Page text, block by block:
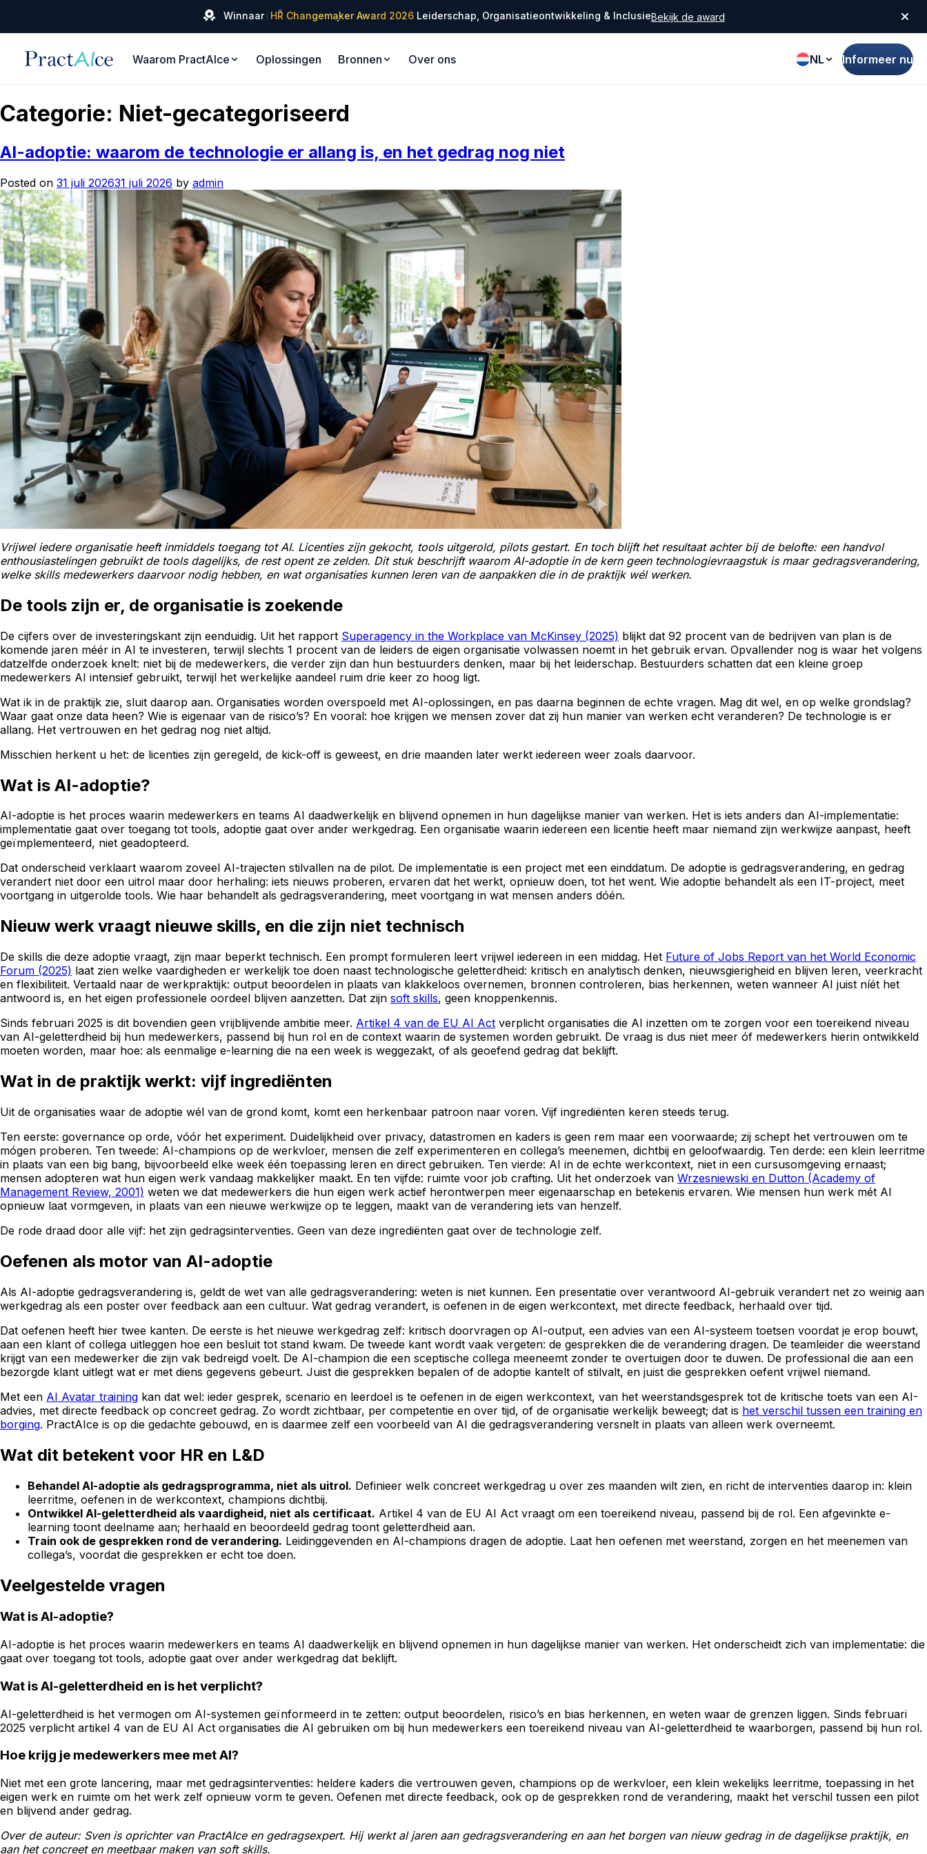
Winnaar HR Changemaker Award 2026
✦
✦
✦ Leiderschap, Organisatieontwikkeling & InclusieBekijk de award
Waarom PractAIce Oplossingen Bronnen Over ons NL Informeer nu
Categorie: Niet-gecategoriseerd
AI-adoptie: waarom de technologie er allang is, en het gedrag nog niet
Posted on 31 juli 202631 juli 2026 by admin
Vrijwel iedere organisatie heeft inmiddels toegang tot AI. Licenties zijn gekocht, tools uitgerold, pilots gestart. En toch blijft het resultaat achter bij de belofte: een handvol
enthousiastelingen gebruikt de tools dagelijks, de rest opent ze zelden. Dit stuk beschrijft waarom AI-adoptie in de kern geen technologievraagstuk is maar gedragsverandering,
welke skills medewerkers daarvoor nodig hebben, en wat organisaties kunnen leren van de aanpakken die in de praktijk wél werken.
De tools zijn er, de organisatie is zoekende
De cijfers over de investeringskant zijn eenduidig. Uit het rapport Superagency in the Workplace van McKinsey (2025) blijkt dat 92 procent van de bedrijven van plan is de
komende jaren méér in AI te investeren, terwijl slechts 1 procent van de leiders de eigen organisatie volwassen noemt in het gebruik ervan. Opvallender nog is waar het volgens
datzelfde onderzoek knelt: niet bij de medewerkers, die verder zijn dan hun bestuurders denken, maar bij het leiderschap. Bestuurders schatten dat een kleine groep
medewerkers AI intensief gebruikt, terwijl het werkelijke aandeel ruim drie keer zo hoog ligt.
Wat ik in de praktijk zie, sluit daarop aan. Organisaties worden overspoeld met AI-oplossingen, en pas daarna beginnen de echte vragen. Mag dit wel, en op welke grondslag?
Waar gaat onze data heen? Wie is eigenaar van de risico’s? En vooral: hoe krijgen we mensen zover dat zij hun manier van werken echt veranderen? De technologie is er
allang. Het vertrouwen en het gedrag nog niet altijd.
Misschien herkent u het: de licenties zijn geregeld, de kick-off is geweest, en drie maanden later werkt iedereen weer zoals daarvoor.
Wat is AI-adoptie?
AI-adoptie is het proces waarin medewerkers en teams AI daadwerkelijk en blijvend opnemen in hun dagelijkse manier van werken. Het is iets anders dan AI-implementatie:
implementatie gaat over toegang tot tools, adoptie gaat over ander werkgedrag. Een organisatie waarin iedereen een licentie heeft maar niemand zijn werkwijze aanpast, heeft
geïmplementeerd, niet geadopteerd.
Dat onderscheid verklaart waarom zoveel AI-trajecten stilvallen na de pilot. De implementatie is een project met een einddatum. De adoptie is gedragsverandering, en gedrag
verandert niet door een uitrol maar door herhaling: iets nieuws proberen, ervaren dat het werkt, opnieuw doen, tot het went. Wie adoptie behandelt als een IT-project, meet
voortgang in uitgerolde tools. Wie haar behandelt als gedragsverandering, meet voortgang in wat mensen anders dóén.
Nieuw werk vraagt nieuwe skills, en die zijn niet technisch
De skills die deze adoptie vraagt, zijn maar beperkt technisch. Een prompt formuleren leert vrijwel iedereen in een middag. Het Future of Jobs Report van het World Economic
Forum (2025) laat zien welke vaardigheden er werkelijk toe doen naast technologische geletterdheid: kritisch en analytisch denken, nieuwsgierigheid en blijven leren, veerkracht
en flexibiliteit. Vertaald naar de werkpraktijk: output beoordelen in plaats van klakkeloos overnemen, bronnen controleren, bias herkennen, weten wanneer AI juist níét het
antwoord is, en het eigen professionele oordeel blijven aanzetten. Dat zijn soft skills, geen knoppenkennis.
Sinds februari 2025 is dit bovendien geen vrijblijvende ambitie meer. Artikel 4 van de EU AI Act verplicht organisaties die AI inzetten om te zorgen voor een toereikend niveau
van AI-geletterdheid bij hun medewerkers, passend bij hun rol en de context waarin de systemen worden gebruikt. De vraag is dus niet meer óf medewerkers hierin ontwikkeld
moeten worden, maar hoe: als eenmalige e-learning die na een week is weggezakt, of als geoefend gedrag dat beklijft.
Wat in de praktijk werkt: vijf ingrediënten
Uit de organisaties waar de adoptie wél van de grond komt, komt een herkenbaar patroon naar voren. Vijf ingrediënten keren steeds terug.
Ten eerste: governance op orde, vóór het experiment. Duidelijkheid over privacy, datastromen en kaders is geen rem maar een voorwaarde; zij schept het vertrouwen om te
mógen proberen. Ten tweede: AI-champions op de werkvloer, mensen die zelf experimenteren en collega’s meenemen, dichtbij en geloofwaardig. Ten derde: een klein leerritme
in plaats van een big bang, bijvoorbeeld elke week één toepassing leren en direct gebruiken. Ten vierde: AI in de echte werkcontext, niet in een cursusomgeving ernaast;
mensen adopteren wat hun eigen werk vandaag makkelijker maakt. En ten vijfde: ruimte voor job crafting. Uit het onderzoek van Wrzesniewski en Dutton (Academy of
Management Review, 2001) weten we dat medewerkers die hun eigen werk actief herontwerpen meer eigenaarschap en betekenis ervaren. Wie mensen hun werk mét AI
opnieuw laat vormgeven, in plaats van een nieuwe werkwijze op te leggen, maakt van de verandering iets van henzelf.
De rode draad door alle vijf: het zijn gedragsinterventies. Geen van deze ingrediënten gaat over de technologie zelf.
Oefenen als motor van AI-adoptie
Als AI-adoptie gedragsverandering is, geldt de wet van alle gedragsverandering: weten is niet kunnen. Een presentatie over verantwoord AI-gebruik verandert net zo weinig aan
werkgedrag als een poster over feedback aan een cultuur. Wat gedrag verandert, is oefenen in de eigen werkcontext, met directe feedback, herhaald over tijd.
Dat oefenen heeft hier twee kanten. De eerste is het nieuwe werkgedrag zelf: kritisch doorvragen op AI-output, een advies van een AI-systeem toetsen voordat je erop bouwt,
aan een klant of collega uitleggen hoe een besluit tot stand kwam. De tweede kant wordt vaak vergeten: de gesprekken die de verandering dragen. De teamleider die weerstand
krijgt van een medewerker die zijn vak bedreigd voelt. De AI-champion die een sceptische collega meeneemt zonder te overtuigen door te duwen. De professional die aan een
bezorgde klant uitlegt wat er met diens gegevens gebeurt. Juist die gesprekken bepalen of de adoptie kantelt of stilvalt, en juist die gesprekken oefent vrijwel niemand.
Met een AI Avatar training kan dat wel: ieder gesprek, scenario en leerdoel is te oefenen in de eigen werkcontext, van het weerstandsgesprek tot de kritische toets van een AI-
advies, met directe feedback op concreet gedrag. Zo wordt zichtbaar, per competentie en over tijd, of de organisatie werkelijk beweegt; dat is het verschil tussen een training en
borging. PractAIce is op die gedachte gebouwd, en is daarmee zelf een voorbeeld van AI die gedragsverandering versnelt in plaats van alleen werk overneemt.
Wat dit betekent voor HR en L&D
Behandel AI-adoptie als gedragsprogramma, niet als uitrol. Definieer welk concreet werkgedrag u over zes maanden wilt zien, en richt de interventies daarop in: klein
leerritme, oefenen in de werkcontext, champions dichtbij.
Ontwikkel AI-geletterdheid als vaardigheid, niet als certificaat. Artikel 4 van de EU AI Act vraagt om een toereikend niveau, passend bij de rol. Een afgevinkte e-
learning toont deelname aan; herhaald en beoordeeld gedrag toont geletterdheid aan.
Train ook de gesprekken rond de verandering. Leidinggevenden en AI-champions dragen de adoptie. Laat hen oefenen met weerstand, zorgen en het meenemen van
collega’s, voordat die gesprekken er echt toe doen.
Veelgestelde vragen
Wat is AI-adoptie?
AI-adoptie is het proces waarin medewerkers en teams AI daadwerkelijk en blijvend opnemen in hun dagelijkse manier van werken. Het onderscheidt zich van implementatie: die
gaat over toegang tot tools, adoptie gaat over ander werkgedrag dat beklijft.
Wat is AI-geletterdheid en is het verplicht?
AI-geletterdheid is het vermogen om AI-systemen geïnformeerd in te zetten: output beoordelen, risico’s en bias herkennen, en weten waar de grenzen liggen. Sinds februari
2025 verplicht artikel 4 van de EU AI Act organisaties die AI gebruiken om bij hun medewerkers een toereikend niveau van AI-geletterdheid te waarborgen, passend bij hun rol.
Hoe krijg je medewerkers mee met AI?
Niet met een grote lancering, maar met gedragsinterventies: heldere kaders die vertrouwen geven, champions op de werkvloer, een klein wekelijks leerritme, toepassing in het
eigen werk en ruimte om het werk zelf opnieuw vorm te geven. Oefenen met directe feedback, ook op de gesprekken rond de verandering, maakt het verschil tussen een pilot
en blijvend ander gedrag.
Over de auteur: Sven is oprichter van PractAIce en gedragsexpert. Hij werkt al jaren aan gedragsverandering en aan het borgen van nieuw gedrag in de dagelijkse praktijk, en
aan het concreet en meetbaar maken van soft skills.